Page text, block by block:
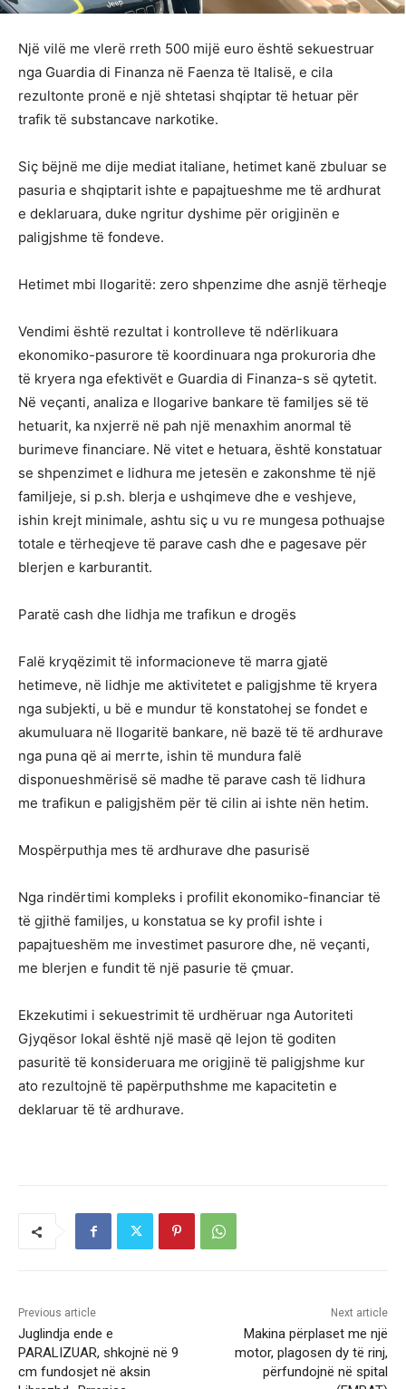
Një vilë me vlerë rreth 500 mijë euro është sekuestruar
nga Guardia di Finanza në Faenza të Italisë, e cila
rezultonte pronë e një shtetasi shqiptar të hetuar për
trafik të substancave narkotike.
Siç bëjnë me dije mediat italiane, hetimet kanë zbuluar se
pasuria e shqiptarit ishte e papajtueshme me të ardhurat
e deklaruara, duke ngritur dyshime për origjinën e
paligjshme të fondeve.
Hetimet mbi llogaritë: zero shpenzime dhe asnjë tërheqje
Vendimi është rezultat i kontrolleve të ndërlikuara
ekonomiko-pasurore të koordinuara nga prokuroria dhe
të kryera nga efektivët e Guardia di Finanza-s së qytetit.
Në veçanti, analiza e llogarive bankare të familjes së të
hetuarit, ka nxjerrë në pah një menaxhim anormal të
burimeve financiare. Në vitet e hetuara, është konstatuar
se shpenzimet e lidhura me jetesën e zakonshme të një
familjeje, si p.sh. blerja e ushqimeve dhe e veshjeve,
ishin krejt minimale, ashtu siç u vu re mungesa pothuajse
totale e tërheqjeve të parave cash dhe e pagesave për
blerjen e karburantit.
Paratë cash dhe lidhja me trafikun e drogës
Falë kryqëzimit të informacioneve të marra gjatë
hetimeve, në lidhje me aktivitetet e paligjshme të kryera
nga subjekti, u bë e mundur të konstatohej se fondet e
akumuluara në llogaritë bankare, në bazë të të ardhurave
nga puna që ai merrte, ishin të mundura falë
disponueshmërisë së madhe të parave cash të lidhura
me trafikun e paligjshëm për të cilin ai ishte nën hetim.
Mospërputhja mes të ardhurave dhe pasurisë
Nga rindërtimi kompleks i profilit ekonomiko-financiar të
të gjithë familjes, u konstatua se ky profil ishte i
papajtueshëm me investimet pasurore dhe, në veçanti,
me blerjen e fundit të një pasurie të çmuar.
Ekzekutimi i sekuestrimit të urdhëruar nga Autoriteti
Gjyqësor lokal është një masë që lejon të goditen
pasuritë të konsideruara me origjinë të paligjshme kur
ato rezultojnë të papërputhshme me kapacitetin e
deklaruar të të ardhurave.
Previous article
Juglindja ende e
PARALIZUAR, shkojnë në 9
cm fundosjet në aksin
Next article
Makina përplaset me një
motor, plagosen dy të rinj,
përfundojnë në spital